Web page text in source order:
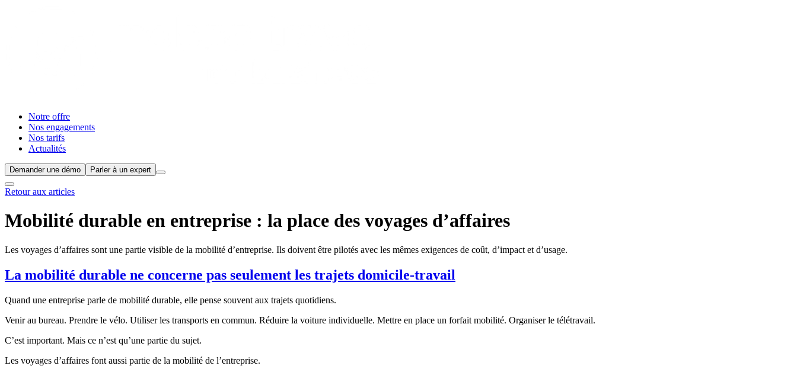
Notre offre
Nos engagements
Nos tarifs
Actualités
Demander une démo Parler à un expert
Retour aux articles
Mobilité durable en entreprise : la place des voyages d’affaires
Les voyages d’affaires sont une partie visible de la mobilité d’entreprise. Ils doivent être pilotés avec les mêmes exigences de coût, d’impact et d’usage.
La mobilité durable ne concerne pas seulement les trajets domicile-travail
Quand une entreprise parle de mobilité durable, elle pense souvent aux trajets quotidiens.
Venir au bureau. Prendre le vélo. Utiliser les transports en commun. Réduire la voiture individuelle. Mettre en place un forfait mobilité. Organiser le télétravail.
C’est important. Mais ce n’est qu’une partie du sujet.
Les voyages d’affaires font aussi partie de la mobilité de l’entreprise.